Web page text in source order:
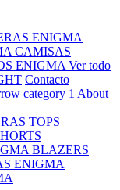
ENIGMA
CAMISAS
ENIGMA Ver todo
Contacto
About
TOPS
BLAZERS
ENIGMA